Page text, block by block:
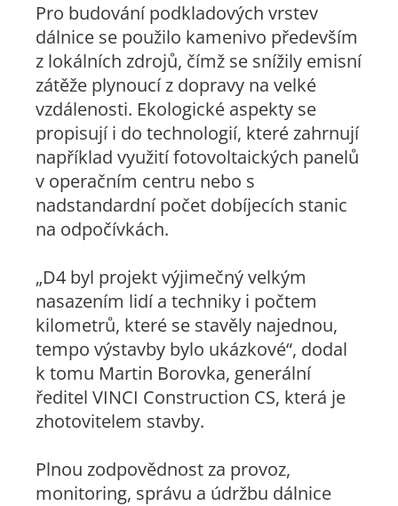
Pro budování podkladových vrstev
dálnice se použilo kamenivo především
z lokálních zdrojů, čímž se snížily emisní
zátěže plynoucí z dopravy na velké
vzdálenosti. Ekologické aspekty se
propisují i do technologií, které zahrnují
například využití fotovoltaických panelů
v operačním centru nebo s
nadstandardní počet dobíjecích stanic
na odpočívkách.
„D4 byl projekt výjimečný velkým
nasazením lidí a techniky i počtem
kilometrů, které se stavěly najednou,
tempo výstavby bylo ukázkové“, dodal
k tomu Martin Borovka, generální
ředitel VINCI Construction CS, která je
zhotovitelem stavby.
Plnou zodpovědnost za provoz,
monitoring, správu a údržbu dálnice